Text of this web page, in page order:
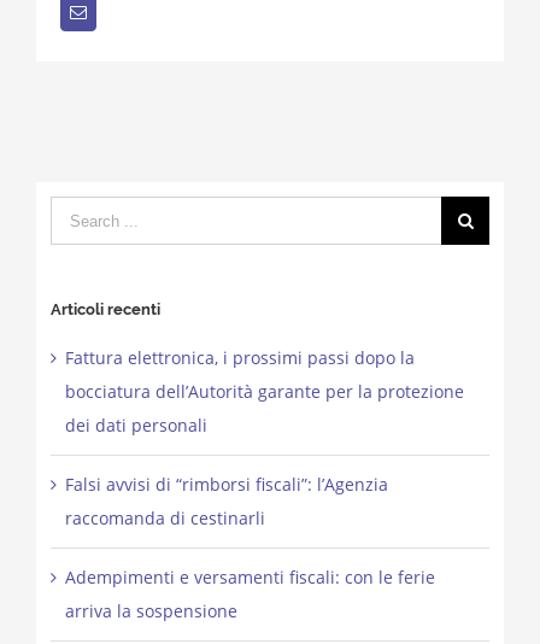
Email
Search
for:
Articoli recenti
Fattura elettronica, i prossimi passi dopo la
bocciatura dell’Autorità garante per la protezione
dei dati personali
Falsi avvisi di “rimborsi fiscali”: l’Agenzia
raccomanda di cestinarli
Adempimenti e versamenti fiscali: con le ferie
arriva la sospensione